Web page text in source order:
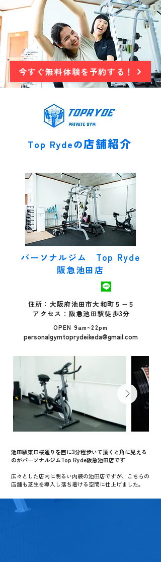
今すぐ無料体験を予約する！
Top Rydeの店舗紹介
パーソナルジム Top Ryde
阪急池田店
住所：大阪府池田市大和町５−５
​アクセス：阪急池田駅徒歩3分
OPEN 9am~22pm
personalgymtoprydeikeda@gmail.com
池田駅東口桜通りを西に3分程歩いて頂くと角に見える
のがパーソナルジムTop Ryde阪急池田店です
広々とした店内に明るい内装の池田店ですが、こちらの
店舗も芝生を導入し落ち着ける空間に仕上げました。